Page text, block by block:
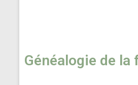
Généalogie de la